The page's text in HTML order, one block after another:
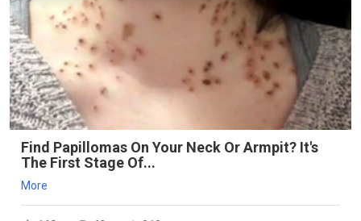
Find Papillomas On Your Neck Or Armpit? It's
The First Stage Of...
More